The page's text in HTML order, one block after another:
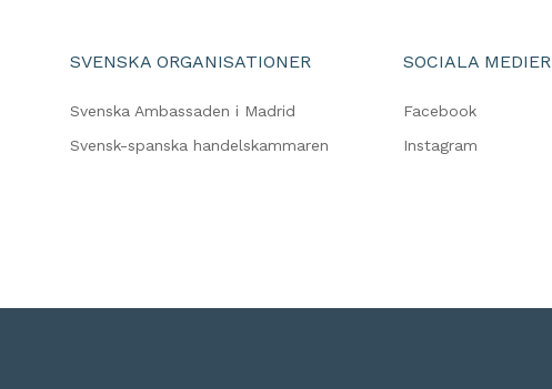
SVENSKA ORGANISATIONER
Svenska Ambassaden i Madrid
Svensk-spanska handelskammaren
SOCIALA MEDIER
Facebook
Instagram